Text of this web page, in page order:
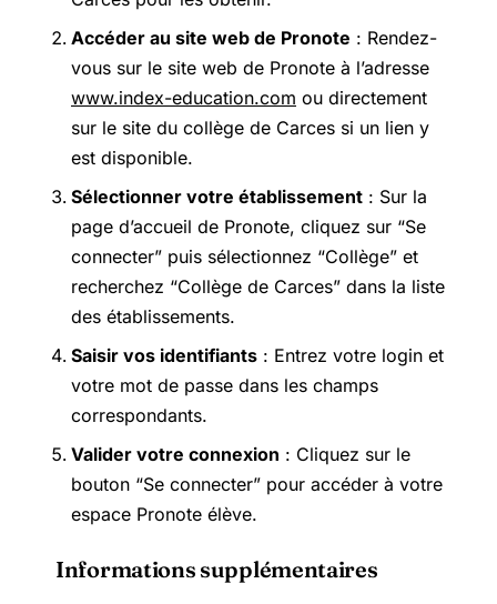
Accéder au site web de Pronote : Rendez-
vous sur le site web de Pronote à l’adresse
www.index-education.com ou directement
sur le site du collège de Carces si un lien y
est disponible.
Sélectionner votre établissement : Sur la
page d’accueil de Pronote, cliquez sur “Se
connecter” puis sélectionnez “Collège” et
recherchez “Collège de Carces” dans la liste
des établissements.
Saisir vos identifiants : Entrez votre login et
votre mot de passe dans les champs
correspondants.
Valider votre connexion : Cliquez sur le
bouton “Se connecter” pour accéder à votre
espace Pronote élève.
Informations supplémentaires